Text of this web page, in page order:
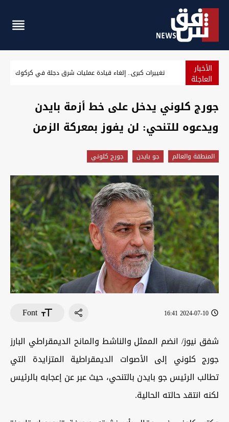
الأخبار
العاجلة
فتاة تنهي حياتها بسم الفئران وامرأة تطلق النار على نفسها في العراق
جورج كلوني يدخل على خط أزمة بايدن
ويدعوه للتنحي: لن يفوز بمعركة الزمن
المنطقة والعالم جو بايدن جورج كلوني
2024-07-10 16:41
Font
شفق نيوز/ انضم الممثل والناشط والمانح الديمقراطي البارز
جورج كلوني إلى الأصوات الديمقراطية المتزايدة التي
تطالب الرئيس جو بايدن بالتنحي، حيث عبر عن إعجابه بالرئيس
لكنه انتقد حالته الحالية.